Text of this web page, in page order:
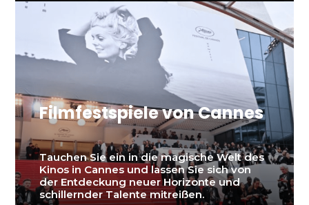
Filmfestspiele von Cannes
Tauchen Sie ein in die magische Welt des
Kinos in Cannes und lassen Sie sich von
der Entdeckung neuer Horizonte und
schillernder Talente mitreißen.